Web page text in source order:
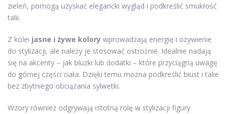
zieleń, pomogą uzyskać elegancki wygląd i podkreślić smukłość
talii.
Z kolei jasne i żywe kolory wprowadzają energię i ożywienie
do stylizacji, ale należy je stosować ostrożnie. Idealnie nadają
się na akcenty – jak bluzki lub dodatki – które przyciągną uwagę
do górnej części ciała. Dzięki temu można podkreślić biust i talie
bez zbytniego obciążania sylwetki.
Wzory również odgrywają istotną rolę w stylizacji figury